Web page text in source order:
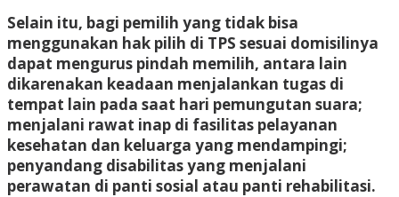
Selain itu, bagi pemilih yang tidak bisa
menggunakan hak pilih di TPS sesuai domisilinya
dapat mengurus pindah memilih, antara lain
dikarenakan keadaan menjalankan tugas di
tempat lain pada saat hari pemungutan suara;
menjalani rawat inap di fasilitas pelayanan
kesehatan dan keluarga yang mendampingi;
penyandang disabilitas yang menjalani
perawatan di panti sosial atau panti rehabilitasi.